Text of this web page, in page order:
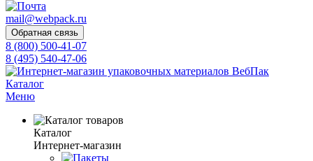
mail@webpack.ru
Обратная связь
8 (800) 500-41-07
8 (495) 540-47-06
Каталог
Меню
Каталог
Интернет-магазин